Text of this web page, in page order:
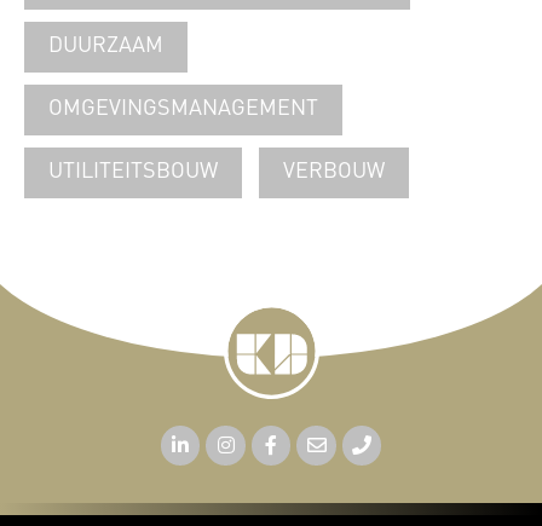
DUURZAAM
OMGEVINGSMANAGEMENT
UTILITEITSBOUW VERBOUW